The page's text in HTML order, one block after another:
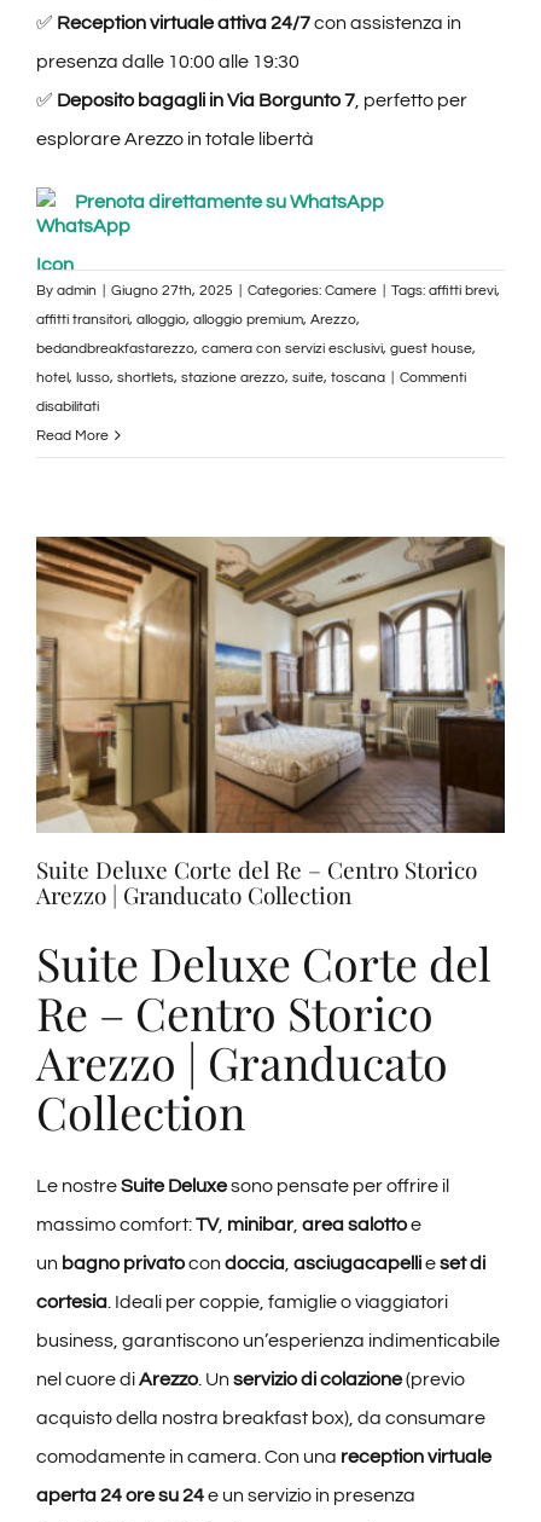
✅ Reception virtuale attiva 24/7con assistenza in
presenza dalle 10:00 alle 19:30
✅ Deposito bagagli in Via Borgunto 7, perfetto per
esplorare Arezzo in totale libertà
Prenota direttamente su WhatsApp
By admin Giugno 27th, 2025 Categories: Camere Tags: affitti brevi,
affitti transitori, alloggio, alloggio premium, Arezzo,
bedandbreakfastarezzo, camera con servizi esclusivi, guest house,
hotel, lusso, shortlets, stazione arezzo, suite, toscana
Commenti
disabilitatisu
Suite
Deluxe
–
Corso
Italia
114,
|
Granducato
Collection
Read More
Suite Deluxe Corte del Re – Centro Storico
Arezzo | Granducato Collection
Suite Deluxe Corte del
Re – Centro Storico
Arezzo | Granducato
Collection
Le nostreSuite Deluxesono pensate per offrire il
massimo comfort:TV, minibar, area salottoe
un bagno privatocon doccia, asciugacapellieset di
cortesia. Ideali per coppie, famiglie o viaggiatori
business, garantiscono un’esperienza indimenticabile
nel cuore diArezzo. Un servizio di colazione(previo
acquisto della nostra breakfast box), da consumare
comodamente in camera. Con una reception virtuale
aperta 24 ore su 24e un servizio in presenza